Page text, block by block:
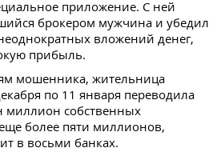
приложение. С ней
брокером мужчина и убедил
вложений денег,
прибыль.
мошенника, жительница
по 11 января переводила
миллион собственных
более пяти миллионов,
в восьми банках.